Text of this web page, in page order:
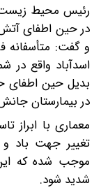
رئیس محیط زیست
در حین اطفای
و گفت: متأسفانه
اسدآباد واقع در
بدیل حین اطفای
در بیمارستان
معماری با ابراز
تغییر جهت باد
موجب شده که
شدید شود.